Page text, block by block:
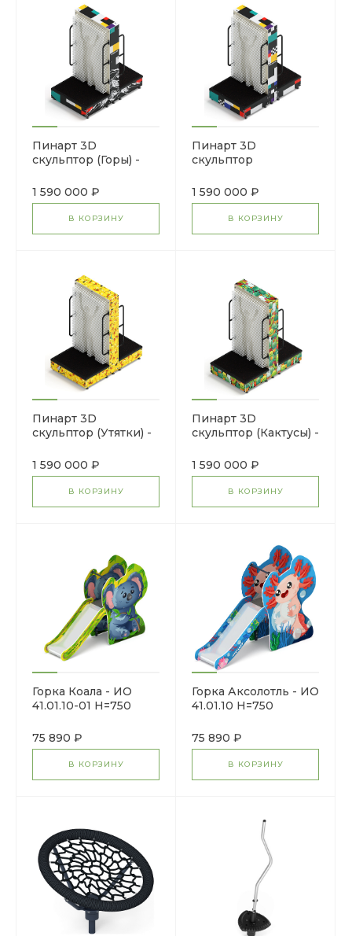
Пинарт 3D
скульптор (Горы) -
1 590 000 ₽
В КОРЗИНУ
Пинарт 3D
скульптор
100.01.01-03
1 590 000 ₽
В КОРЗИНУ
Пинарт 3D
скульптор (Утятки) -
1 590 000 ₽
В КОРЗИНУ
Пинарт 3D
скульптор (Кактусы) -
1 590 000 ₽
В КОРЗИНУ
Горка Коала - ИО
41.01.10-01 Н=750
75 890 ₽
В КОРЗИНУ
Горка Аксолотль - ИО
41.01.10 Н=750
75 890 ₽
В КОРЗИНУ